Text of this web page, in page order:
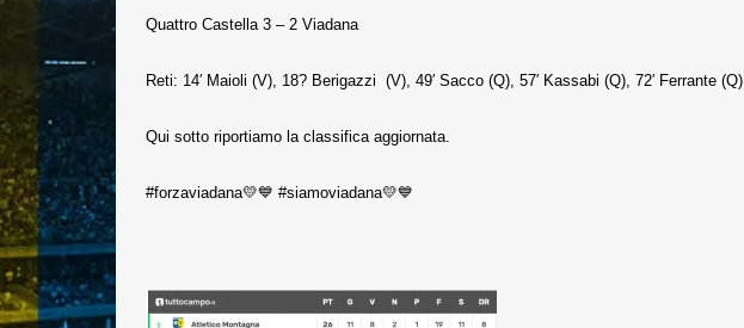
Quattro Castella 3 – 2 Viadana
Reti: 14′ Maioli (V), 18? Berigazzi (V), 49′ Sacco (Q), 57′ Kassabi (Q), 72′ Ferrante (Q)
Qui sotto riportiamo la classifica aggiornata.
#forzaviadana💛💙 #siamoviadana💛💙